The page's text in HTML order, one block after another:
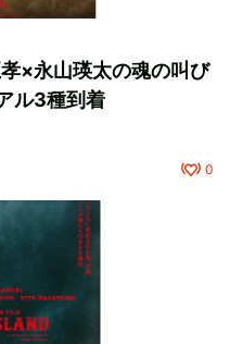
×永山瑛太の魂の叫び
ル3種到着
0